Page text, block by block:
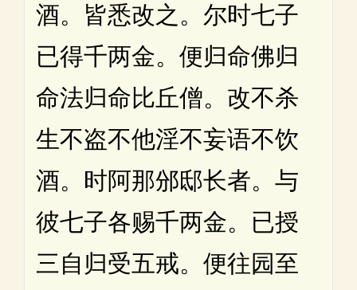
酒。皆悉改之。尔时七子
已得千两金。便归命佛归
命法归命比丘僧。改不杀
生不盗不他淫不妄语不饮
酒。时阿那邠邸长者。与
彼七子各赐千两金。已授
三自归受五戒。便往园至